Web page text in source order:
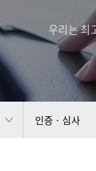
우리는 최
인증 · 심사